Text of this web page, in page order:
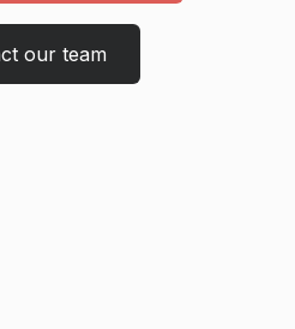
our team